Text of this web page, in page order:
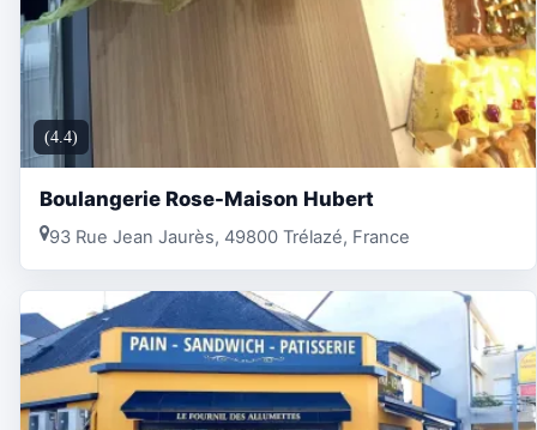
(4.4)
Boulangerie Rose-Maison Hubert
93 Rue Jean Jaurès, 49800 Trélazé, France